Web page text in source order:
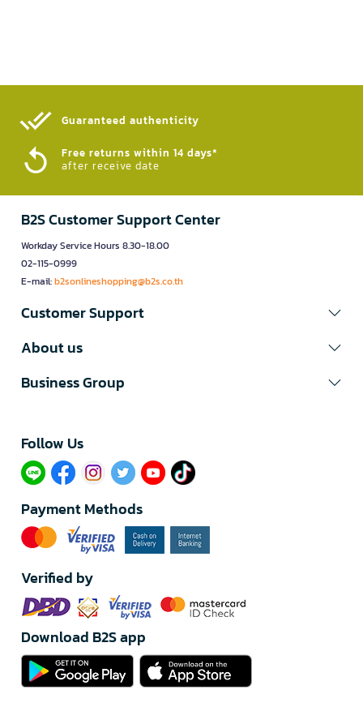
Guaranteed authenticity​
Free returns within 14 days*
after receive date
B2S Customer Support Center
Workday Service Hours 8.30-18.00
02-115-0999
E-mail:b2sonlineshopping@b2s.co.th
Customer Support
About us
Business Group
Follow Us​
Payment Methods
Verified by
Download B2S app